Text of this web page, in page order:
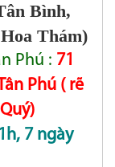
Bình,
Thám)
: 71
Phú ( rẽ
7 ngày